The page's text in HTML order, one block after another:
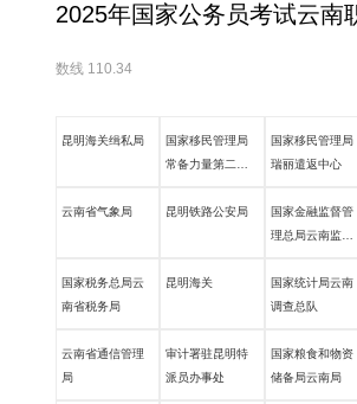
2025年国家公务员考试云南
数线 110.34
昆明海关缉私局
国家移民管理局
常备力量第二总
国家移民管理局
瑞丽遣返中心
云南省气象局 昆明铁路公安局
国家金融监督管
理总局云南监管
国家税务总局云
南省税务局
昆明海关
国家统计局云南
调查总队
云南省通信管理
局
审计署驻昆明特
派员办事处
国家粮食和物资
储备局云南局